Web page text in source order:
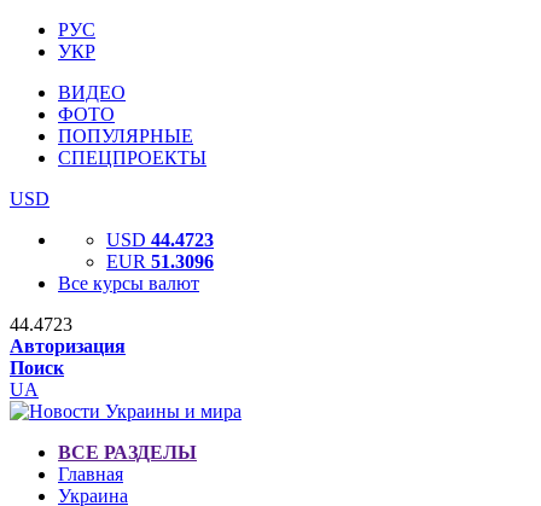
РУС
УКР
ВИДЕО
ФОТО
ПОПУЛЯРНЫЕ
СПЕЦПРОЕКТЫ
USD
USD 44.4723
EUR 51.3096
Все курсы валют
44.4723
Авторизация
Поиск
UA
ВСЕ РАЗДЕЛЫ
Главная
Украина